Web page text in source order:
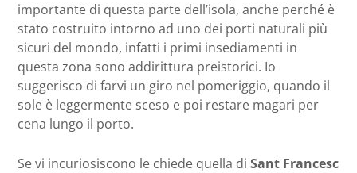
importante di questa parte dell’isola, anche perché è
stato costruito intorno ad uno dei porti naturali più
sicuri del mondo, infatti i primi insediamenti in
questa zona sono addirittura preistorici. Io
suggerisco di farvi un giro nel pomeriggio, quando il
sole è leggermente sceso e poi restare magari per
cena lungo il porto.
Se vi incuriosiscono le chiede quella di Sant Francesc